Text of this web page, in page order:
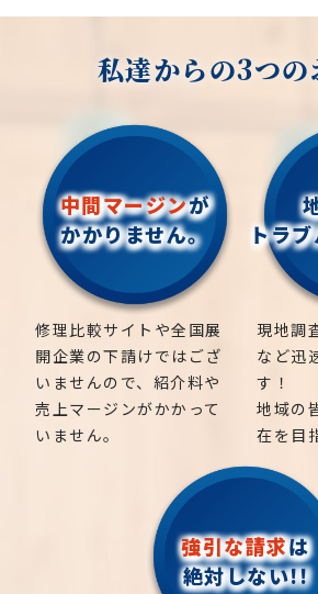
私達からの3つの
中間マージンが
かかりません。
修理比較サイトや全国展
開企業の下請けではござ
いませんので、紹介料や
売上マージンがかかって
いません。
トラ
現地調
など迅
す！
地域の
在を目
強引な請求は
絶対しない!!